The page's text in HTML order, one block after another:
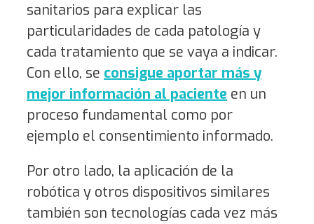
sanitarios para explicar las
particularidades de cada patología y
cada tratamiento que se vaya a indicar.
Con ello, se consigue aportar más y
mejor información al paciente en un
proceso fundamental como por
ejemplo el consentimiento informado.
Por otro lado, la aplicación de la
robótica y otros dispositivos similares
también son tecnologías cada vez más